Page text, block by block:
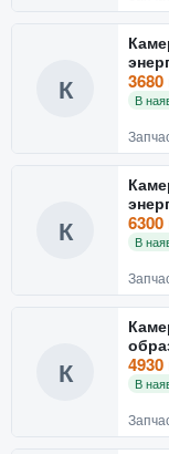
К
тип
В
К
тип
В
К
Камера
В